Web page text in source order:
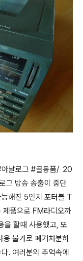
날로그 #골동품/ 20
그 방송 송출이 중단
해진 5인치 포터블 T
품으로 FM라디오까
을 할때 사용했고, 또
용 불가로 폐기처분하
. 여러분의 추억속에